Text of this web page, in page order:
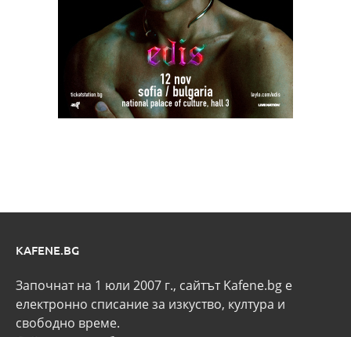
KAFENE.BG
Започнат на 1 юли 2007 г., сайтът Kafene.bg e
eлектронно списание за изкуство, култура и
свободно време.